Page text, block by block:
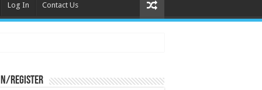
Log In Contact Us
register